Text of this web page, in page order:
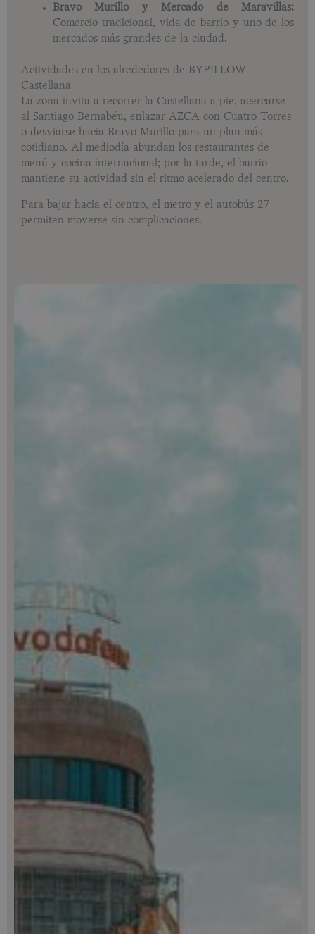
Bravo Murillo y Mercado de Maravillas:
Comercio tradicional, vida de barrio y uno de los
mercados más grandes de la ciudad.
Actividades en los alrededores de BYPILLOW
Castellana
La zona invita a recorrer la Castellana a pie, acercarse
al Santiago Bernabéu, enlazar AZCA con Cuatro Torres
o desviarse hacia Bravo Murillo para un plan más
cotidiano. Al mediodía abundan los restaurantes de
menú y cocina internacional; por la tarde, el barrio
mantiene su actividad sin el ritmo acelerado del centro.
Para bajar hacia el centro, el metro y el autobús 27
permiten moverse sin complicaciones.